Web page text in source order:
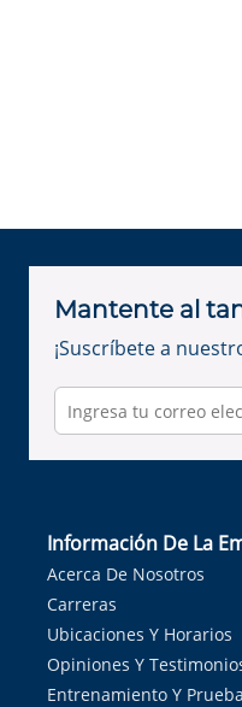
Mantente al
¡Suscríbete a
Información De La
Acerca De Nosotros
Carreras
Ubicaciones Y Horarios
Opiniones Y
Entrenamiento Y